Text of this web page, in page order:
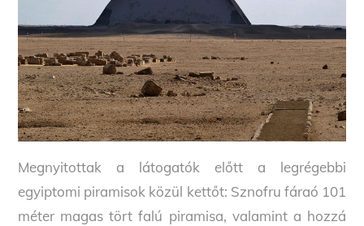
Megnyitottak a látogatók előtt a legrégebbi
egyiptomi piramisok közül kettőt: Sznofru fáraó 101
méter magas tört falú piramisa, valamint a hozzá